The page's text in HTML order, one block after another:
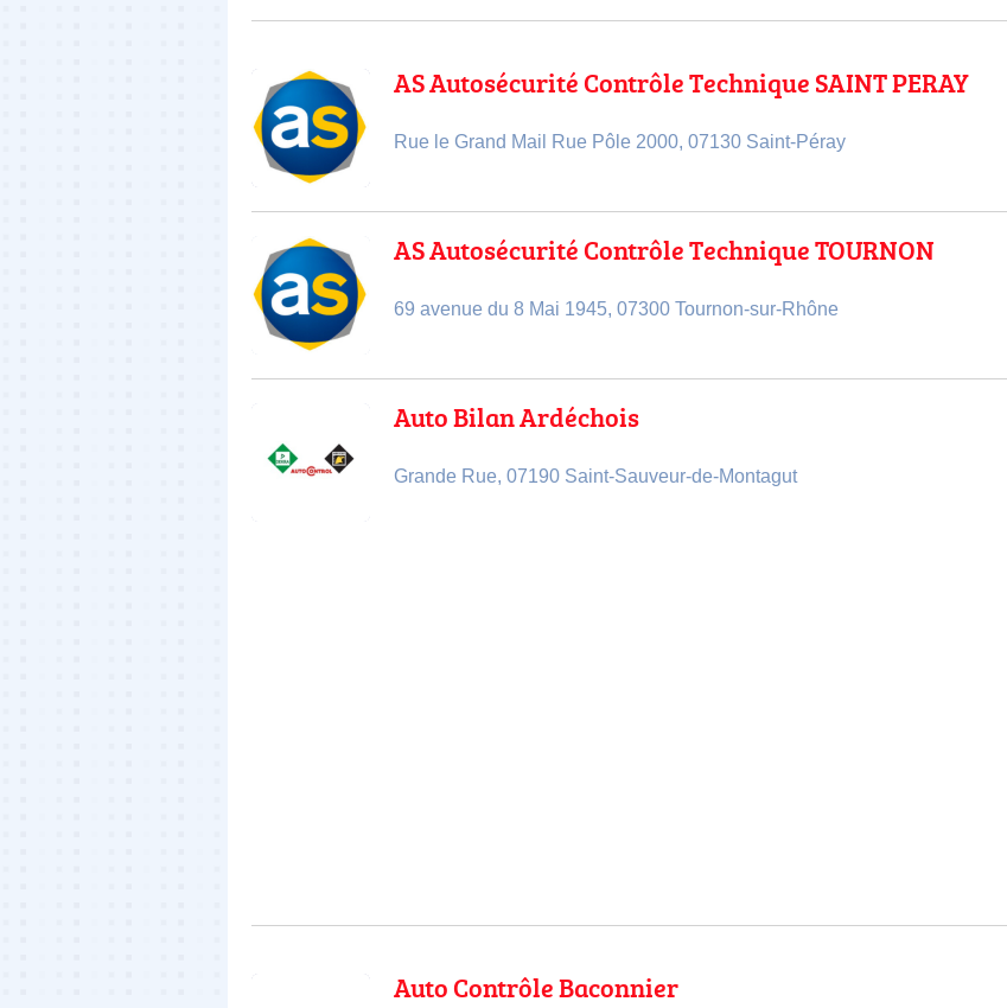
AS Autosécurité Contrôle Technique SAINT PERAY
Rue le Grand Mail Rue Pôle 2000, 07130 Saint-Péray
AS Autosécurité Contrôle Technique TOURNON
69 avenue du 8 Mai 1945, 07300 Tournon-sur-Rhône
Auto Bilan Ardéchois
Grande Rue, 07190 Saint-Sauveur-de-Montagut
Auto Contrôle Baconnier